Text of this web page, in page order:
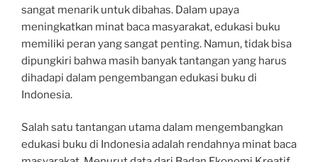
sangat menarik untuk dibahas. Dalam upaya
meningkatkan minat baca masyarakat, edukasi buku
memiliki peran yang sangat penting. Namun, tidak bisa
dipungkiri bahwa masih banyak tantangan yang harus
dihadapi dalam pengembangan edukasi buku di
Indonesia.
Salah satu tantangan utama dalam mengembangkan
edukasi buku di Indonesia adalah rendahnya minat baca